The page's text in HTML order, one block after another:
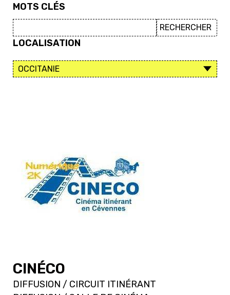
MOTS CLÉS
LOCALISATION
CINÉCO
DIFFUSION / CIRCUIT ITINÉRANT